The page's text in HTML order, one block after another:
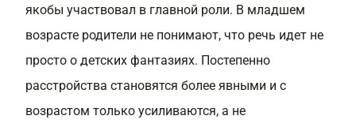
якобы участвовал в главной роли. В младшем
возрасте родители не понимают, что речь идет не
просто о детских фантазиях. Постепенно
расстройства становятся более явными и с
возрастом только усиливаются, а не